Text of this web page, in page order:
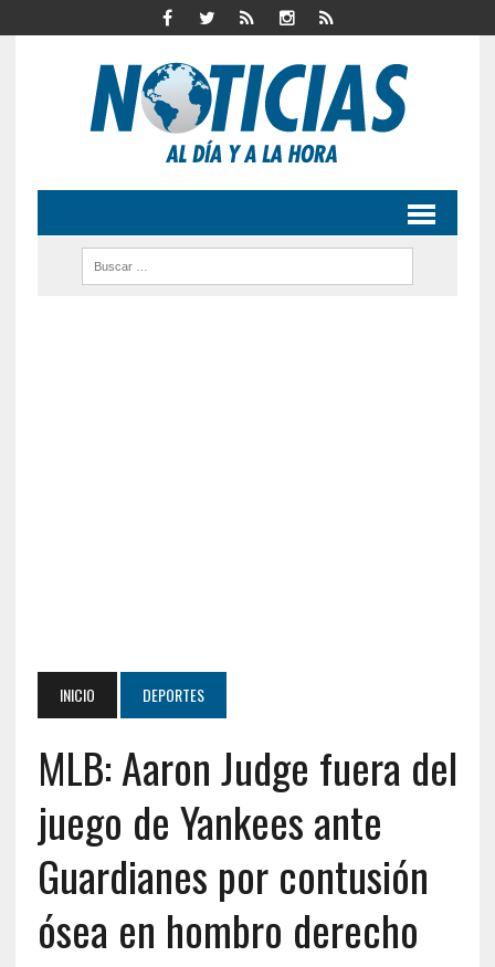
INICIO DEPORTES
MLB: Aaron Judge fuera del
juego de Yankees ante
Guardianes por contusión
ósea en hombro derecho